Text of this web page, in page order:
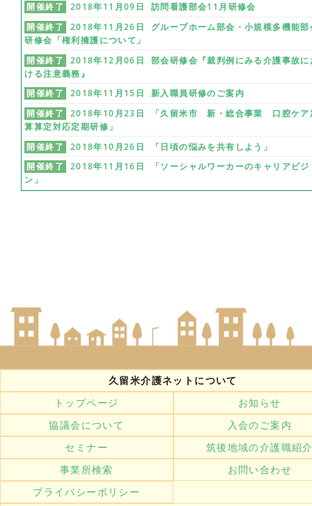
開催終了
2018年11月09日 訪問看護部会11月研修会
開催終了
2018年11月26日 グループホーム部会・小規模多機能部
研修会「権利擁護について」
開催終了
2018年12月06日 部会研修会『裁判例にみる介護事故に
ける注意義務』
開催終了
2018年11月15日 新入職員研修のご案内
開催終了
2018年10月23日 「久留米市 新・総合事業 口腔ケア
算算定対応定期研修」
開催終了
2018年10月26日 「日頃の悩みを共有しよう」
開催終了
2018年11月16日 「ソーシャルワーカーのキャリアビジ
ン」
久留米介護ネットについて
トップページ
お知らせ
協議会について
入会のご案内
セミナー
筑後地域の介護職紹
事業所検索
お問い合わせ
プライバシーポリシー